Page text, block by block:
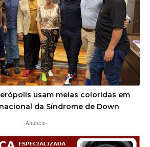
usam meias coloridas em
da Síndrome de Down
-Anúncio-